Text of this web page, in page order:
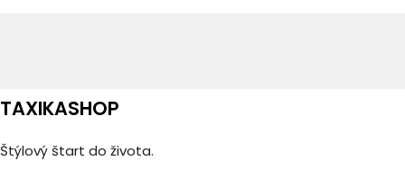
TAXIKASHOP
Štýlový štart do života.